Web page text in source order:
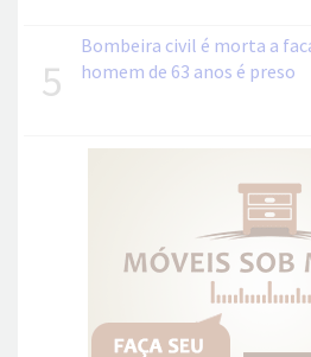
5
Bombeira civil é morta a
homem de 63 anos é preso